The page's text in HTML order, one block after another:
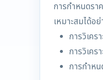
การกำหนดรา
เหมาะสมได้อ
การวิเค
การวิเค
การกำห